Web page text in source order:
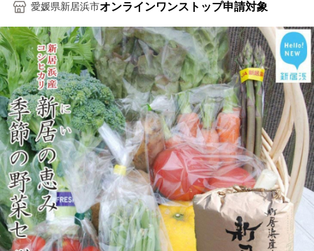
愛媛県新居浜市オンラインワンストップ申請対象